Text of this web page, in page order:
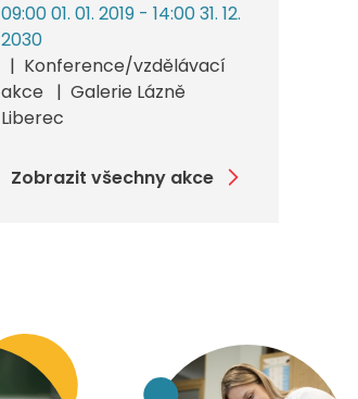
09:00 01. 01. 2019 - 14:00 31. 12.
2030
Konference/vzdělávací
akce
Galerie Lázně
Liberec
Zobrazit všechny akce